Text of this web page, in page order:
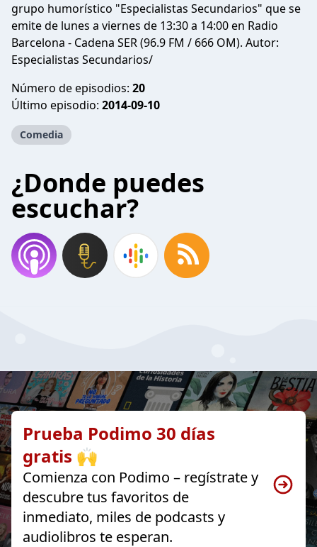
grupo humorístico "Especialistas Secundarios" que se
emite de lunes a viernes de 13:30 a 14:00 en Radio
Barcelona - Cadena SER (96.9 FM / 666 OM). Autor:
Especialistas Secundarios/
Número de episodios: 20
Último episodio: 2014-09-10
Comedia
¿Donde puedes
escuchar?
Prueba Podimo 30 días
gratis 🙌
Comienza con Podimo – regístrate y
descubre tus favoritos de
inmediato, miles de podcasts y
audiolibros te esperan.